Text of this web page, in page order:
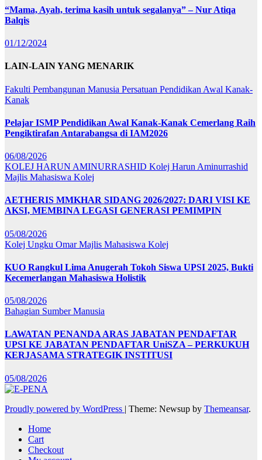
“Mama, Ayah, terima kasih untuk segalanya” – Nur Atiqa
Balqis
01/12/2024
LAIN-LAIN YANG MENARIK
Fakulti Pembangunan Manusia Persatuan Pendidikan Awal Kanak-
Kanak
Pelajar ISMP Pendidikan Awal Kanak-Kanak Cemerlang Raih
Pengiktirafan Antarabangsa di IAM2026
06/08/2026
KOLEJ HARUN AMINURRASHID Kolej Harun Aminurrashid
Majlis Mahasiswa Kolej
AETHERIS MMKHAR SIDANG 2026/2027: DARI VISI KE
AKSI, MEMBINA LEGASI GENERASI PEMIMPIN
05/08/2026
Kolej Ungku OmarMajlis Mahasiswa Kolej
KUO Rangkul Lima Anugerah Tokoh Siswa UPSI 2025, Bukti
Kecemerlangan Mahasiswa Holistik
05/08/2026
Bahagian Sumber Manusia
LAWATAN PENANDA ARAS JABATAN PENDAFTAR
UPSI KE JABATAN PENDAFTAR UniSZA – PERKUKUH
KERJASAMA STRATEGIK INSTITUSI
05/08/2026
Proudly powered by WordPress | Theme: Newsup by Themeansar.
Home
Cart
Checkout